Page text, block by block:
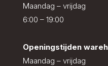
Maandag – vrijdag
6:00 – 19:00
Openingstijden
Maandag – vrijdag